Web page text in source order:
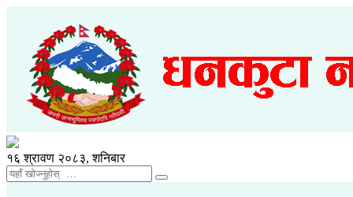
१६ श्रावण २०८३, शनिबार